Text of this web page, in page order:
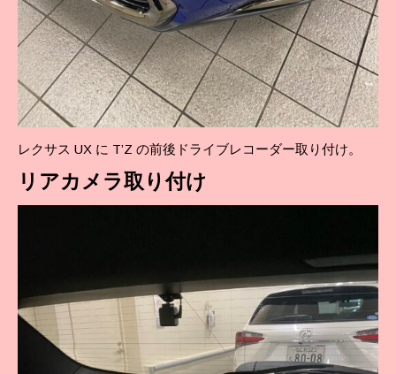
レクサス UX に T’Z の前後ドライブレコーダー取り付け。
リアカメラ取り付け